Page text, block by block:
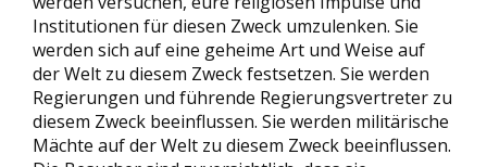
Institutionen für diesen Zweck umzulenken. Sie
werden sich auf eine geheime Art und Weise auf
der Welt zu diesem Zweck festsetzen. Sie werden
Regierungen und führende Regierungsvertreter zu
diesem Zweck beeinflussen. Sie werden militärische
Mächte auf der Welt zu diesem Zweck beeinflussen.